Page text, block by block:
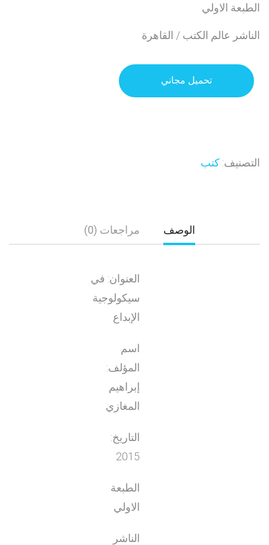
الطبعة الاولي
الناشر عالم الكتب / القاهرة
تحميل مجاني
التصنيف: كتب
الوصف مراجعات (0)
العنوان: في
سيكولوجية
الإبداع
اسم
المؤلف:
إبراهيم
المغازي
التاريخ:
2015
الطبعة
الاولي
الناشر